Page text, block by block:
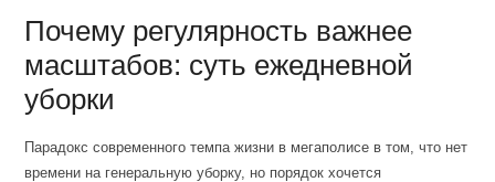
Почему регулярность важнее
масштабов: суть ежедневной
уборки
Парадокс современного темпа жизни в мегаполисе в том, что нет
времени на генеральную уборку, но порядок хочется